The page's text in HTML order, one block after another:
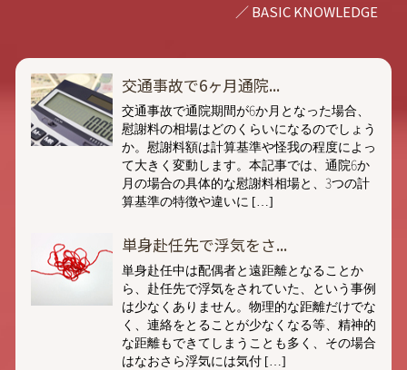
交通事故で6ヶ月通院...
交通事故で通院期間が6か月となった場合、
慰謝料の相場はどのくらいになるのでしょう
か。慰謝料額は計算基準や怪我の程度によっ
て大きく変動します。本記事では、通院6か
月の場合の具体的な慰謝料相場と、3つの計
算基準の特徴や違いに […]
単身赴任先で浮気をさ...
単身赴任中は配偶者と遠距離となることか
ら、赴任先で浮気をされていた、という事例
は少なくありません。物理的な距離だけでな
く、連絡をとることが少なくなる等、精神的
な距離もできてしまうことも多く、その場合
はなおさら浮気には気付 […]